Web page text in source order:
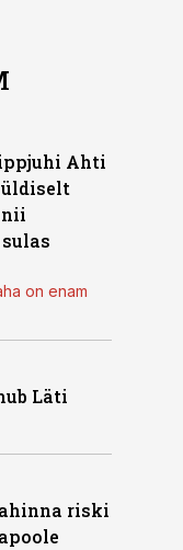
Ahti
nii
on enam
Läti
riski